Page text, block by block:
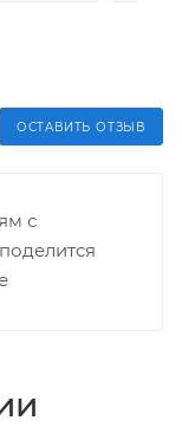
ОСТАВИТЬ ОТЗЫВ
с